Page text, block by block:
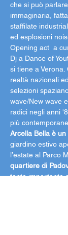
che si può
immaginaria,
staffilate
ed esplosioni
Opening act  a
Dj a Dance of
si tiene a
realtà nazionali
selezioni
wave/New wave
radici negli anni
più
Arcella Bella è un
giardino estivo
l’estate al Parco
quartiere di
tanto importante